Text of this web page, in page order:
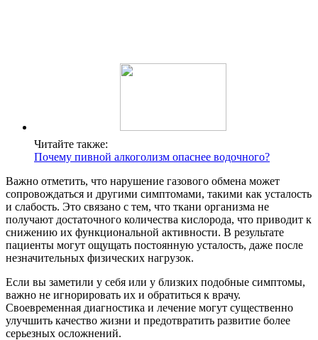
Читайте также:
Почему пивной алкоголизм опаснее водочного?
Важно отметить, что нарушение газового обмена может
сопровождаться и другими симптомами, такими как усталость
и слабость. Это связано с тем, что ткани организма не
получают достаточного количества кислорода, что приводит к
снижению их функциональной активности. В результате
пациенты могут ощущать постоянную усталость, даже после
незначительных физических нагрузок.
Если вы заметили у себя или у близких подобные симптомы,
важно не игнорировать их и обратиться к врачу.
Своевременная диагностика и лечение могут существенно
улучшить качество жизни и предотвратить развитие более
серьезных осложнений.